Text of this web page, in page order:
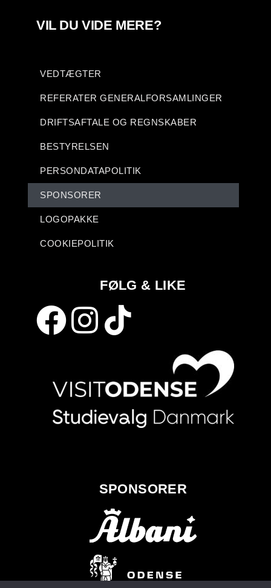
VIL DU VIDE MERE?
VEDTÆGTER
REFERATER GENERALFORSAMLINGER
DRIFTSAFTALE OG REGNSKABER
BESTYRELSEN
PERSONDATAPOLITIK
SPONSORER
LOGOPAKKE
COOKIEPOLITIK
FØLG & LIKE
SPONSORER